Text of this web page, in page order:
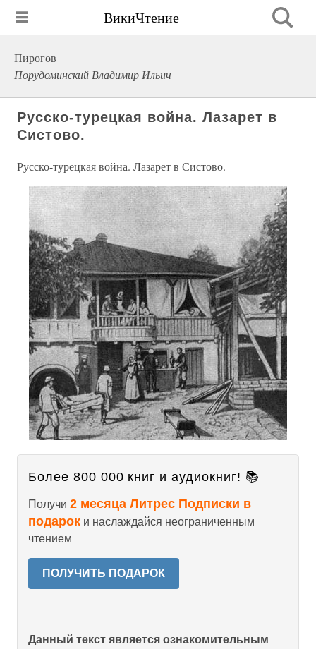
ВикиЧтение
Пирогов
Порудоминский Владимир Ильич
Русско-турецкая война. Лазарет в
Систово.
Русско-турецкая война. Лазарет в Систово.
Более 800 000 книг и аудиокниг! 📚
Получи 2 месяца Литрес Подписки в
подарок и наслаждайся неограниченным
чтением
ПОЛУЧИТЬ ПОДАРОК
Данный текст является ознакомительным